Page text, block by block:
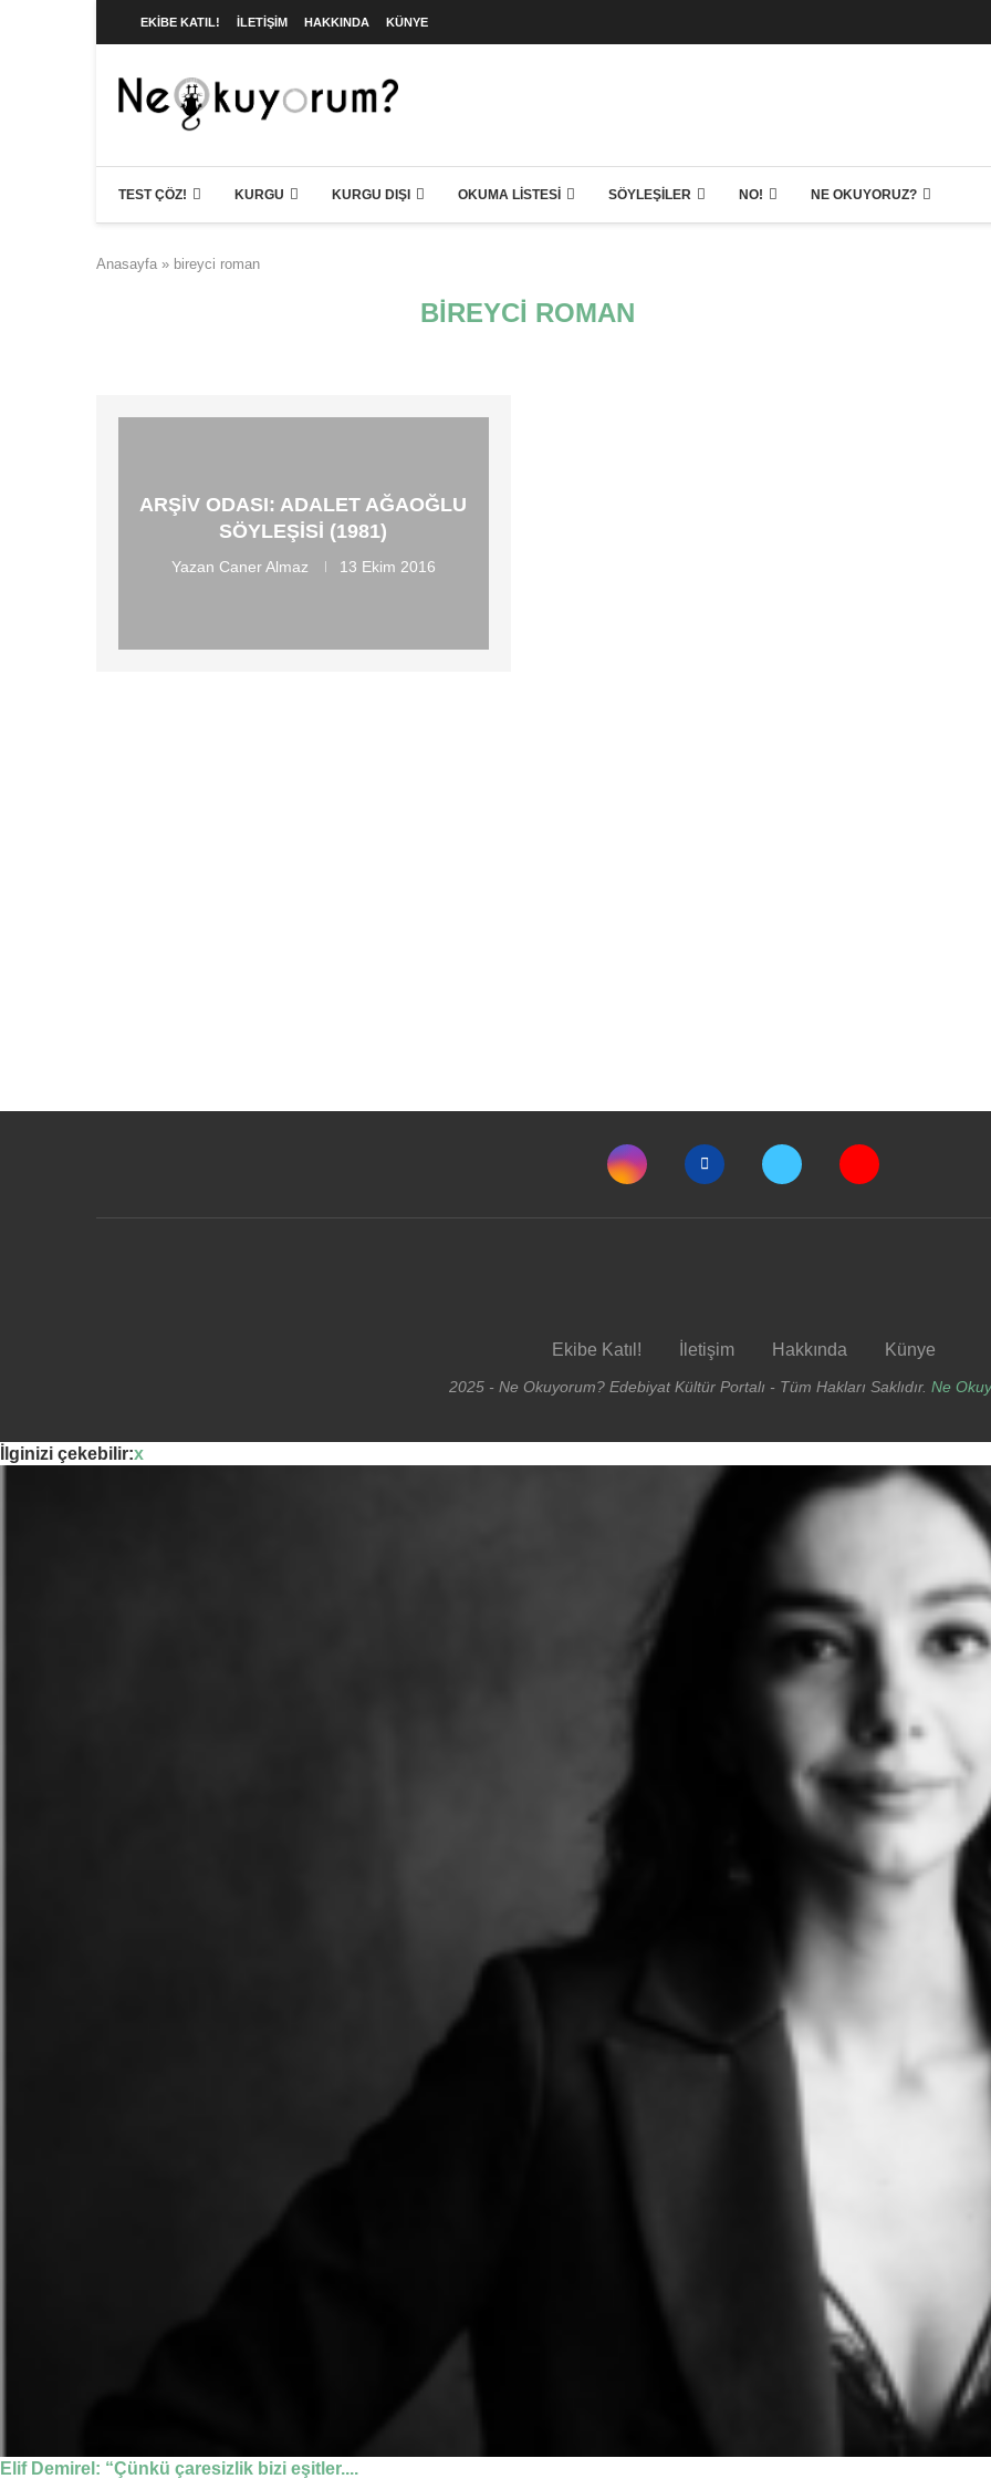
EKIBE KATIL! İLETIŞIM HAKKINDA KÜNYE
TEST ÇÖZ! KURGU KURGU DIŞI OKUMA LISTESI SÖYLEŞILER NO! NE OKUYORUZ?
Anasayfa » bireyci roman
BIREYCI ROMAN
ARŞIV ODASI: ADALET AĞAOĞLU
SÖYLEŞISI (1981)
Yazan Caner Almaz 13 Ekim 2016
Ekibe Katıl! İletişim Hakkında Künye
2025 - Ne Okuyorum? Edebiyat Kültür Portalı - Tüm Hakları Saklıdır. Ne
İlginizi çekebilir:x
Elif Demirel: “Çünkü çaresizlik bizi eşitler....